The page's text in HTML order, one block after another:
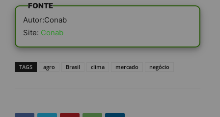
FONTE
Autor:Conab
Site: Conab
TAGS agro Brasil clima mercado negócio